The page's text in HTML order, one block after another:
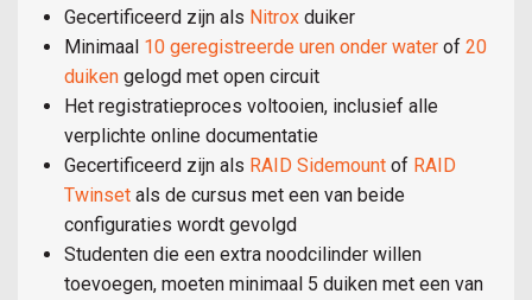
Gecertificeerd zijn als Nitrox duiker
Minimaal 10 geregistreerde uren onder water of 20
duiken gelogd met open circuit
Het registratieproces voltooien, inclusief alle
verplichte online documentatie
Gecertificeerd zijn als RAID Sidemount of RAID
Twinset als de cursus met een van beide
configuraties wordt gevolgd
Studenten die een extra noodcilinder willen
toevoegen, moeten minimaal 5 duiken met een van